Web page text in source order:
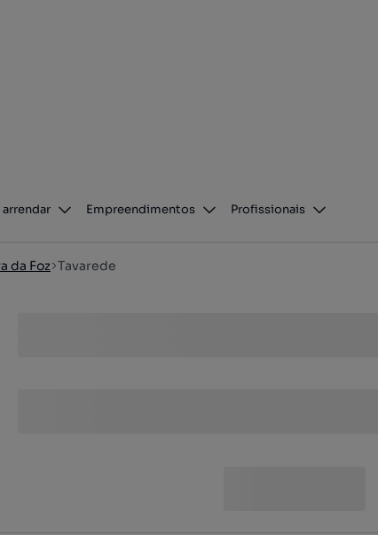
arrendar Empreendimentos Profissionais
da Foz Tavarede